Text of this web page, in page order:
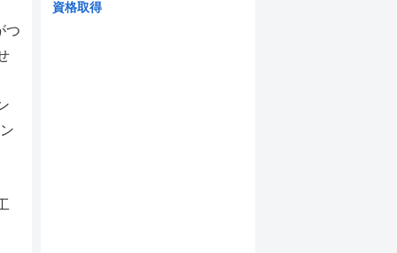
つ
資格取得